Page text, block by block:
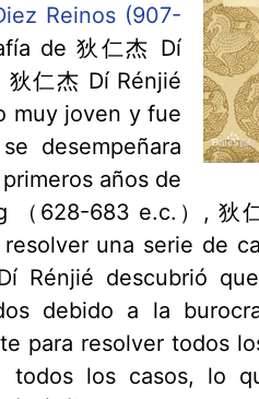
Reinos (907-
de 狄仁杰 Dí
仁杰 Dí Rénjié
muy joven y fue
desempeñara
años de
（628-683 e.c.）, 狄
una serie de
Rénjié descubrió
debido a la
para resolver todos
los casos, lo